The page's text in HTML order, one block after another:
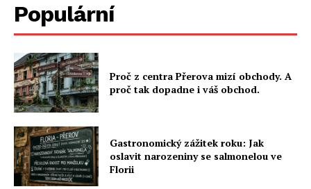
Populární
Proč z centra Přerova mizí obchody. A
proč tak dopadne i váš obchod.
Gastronomický zážitek roku: Jak
oslavit narozeniny se salmonelou ve
Florii